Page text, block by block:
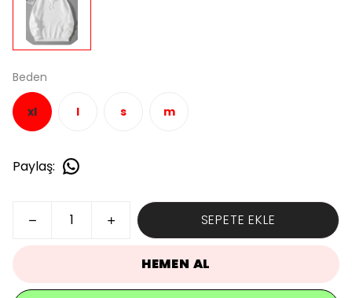
Beden
xl l s m
Paylaş:
SEPETE EKLE
HEMEN AL